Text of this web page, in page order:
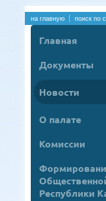
на главную поиск по
Главная
Документы
Новости
О палате
Комиссии
Республики